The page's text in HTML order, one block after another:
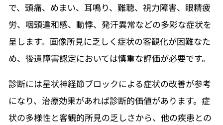
で、頭痛、めまい、耳鳴り、難聴、視力障害、眼精疲
労、咽頭違和感、動悸、発汗異常などの多彩な症状を
呈します。画像所見に乏しく症状の客観化が困難なた
め、後遺障害認定においては慎重な評価が必要です。
診断には星状神経節ブロックによる症状の改善が参考
になり、治療効果があれば診断的価値があります。症
状の多様性と客観的所見の乏しさから、他の疾患との